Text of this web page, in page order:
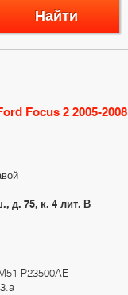
Найти
Focus 2 2005-2008
д. 75, к. 4 лит. В
P23500AE